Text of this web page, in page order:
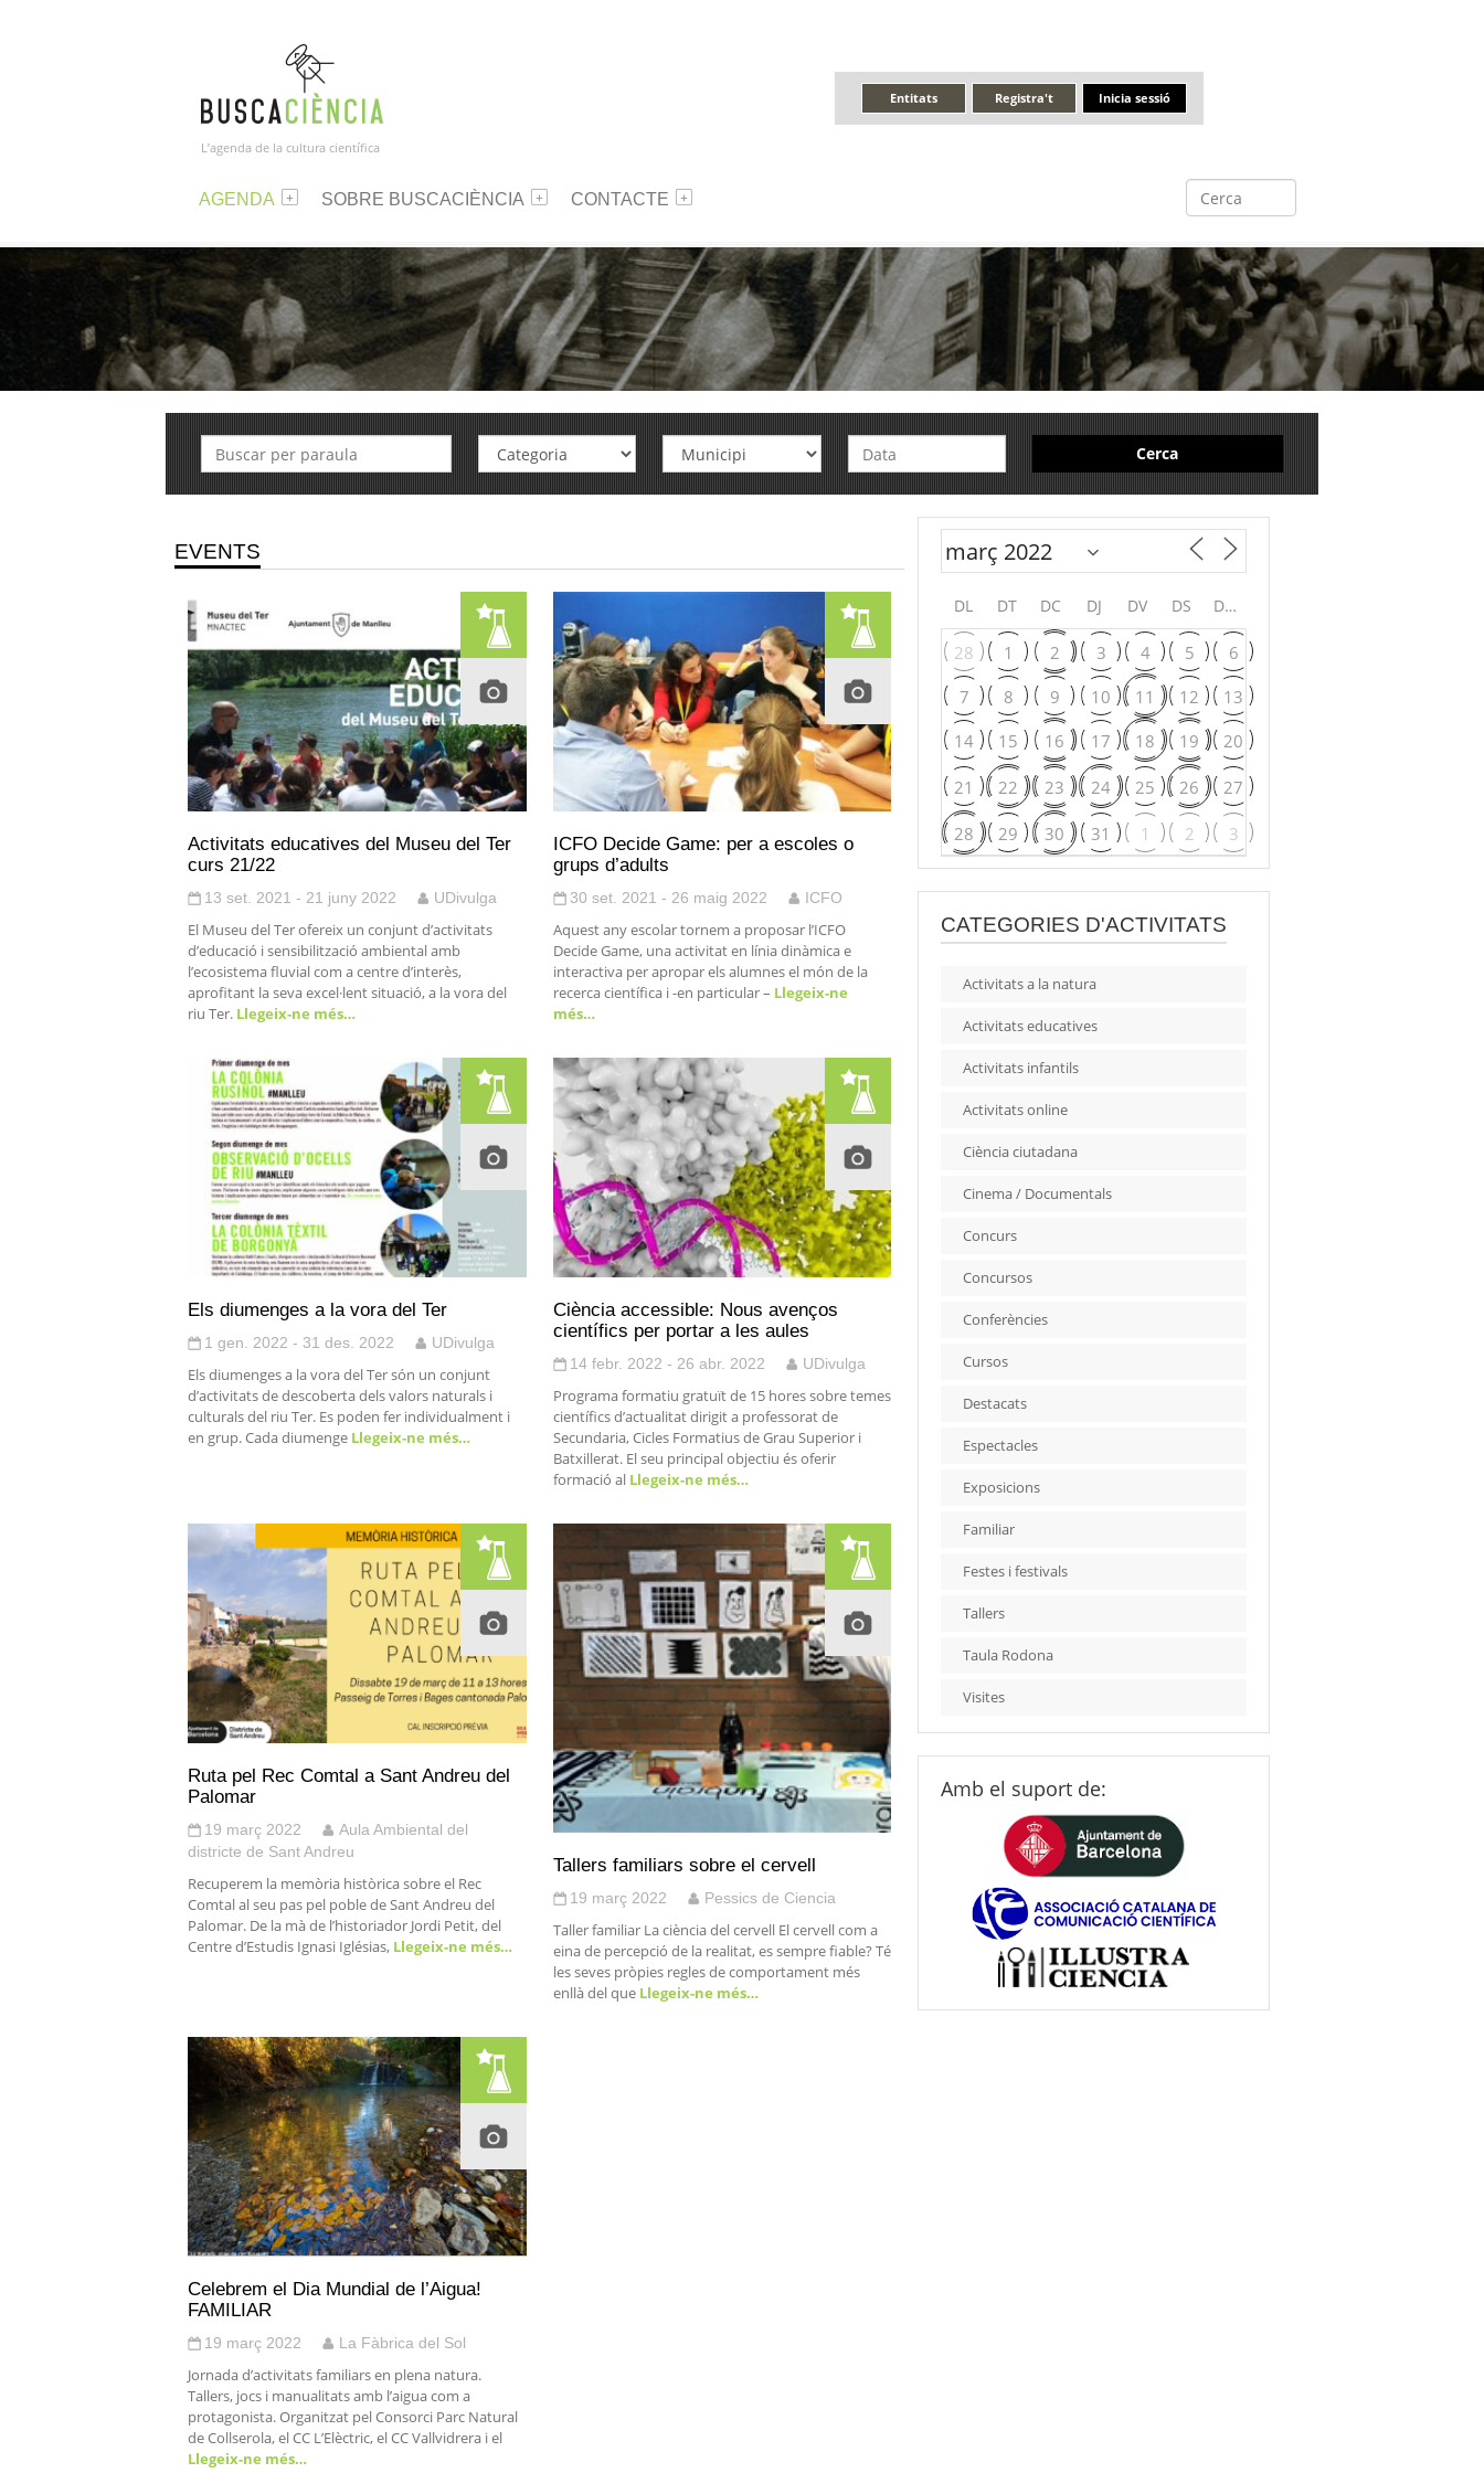
L’agenda de la cultura científica
Inicia sessió
Registra't
Entitats
AGENDA SOBRE BUSCACIÈNCIA CONTACTE
Cerca
EVENTS
Activitats educatives del Museu del Ter
curs 21/22
13 set. 2021 - 21 juny 2022 UDivulga
El Museu del Ter ofereix un conjunt d’activitats
d’educació i sensibilització ambiental amb
l’ecosistema fluvial com a centre d’interès,
aprofitant la seva excel·lent situació, a la vora del
riu Ter. Llegeix-ne més…
ICFO Decide Game: per a escoles o
grups d’adults
30 set. 2021 - 26 maig 2022 ICFO
Aquest any escolar tornem a proposar l’ICFO
Decide Game, una activitat en línia dinàmica e
interactiva per apropar els alumnes el món de la
recerca científica i -en particular – Llegeix-ne
més…
Els diumenges a la vora del Ter
1 gen. 2022 - 31 des. 2022 UDivulga
Els diumenges a la vora del Ter són un conjunt
d’activitats de descoberta dels valors naturals i
culturals del riu Ter. Es poden fer individualment i
en grup. Cada diumenge Llegeix-ne més…
Ciència accessible: Nous avenços
científics per portar a les aules
14 febr. 2022 - 26 abr. 2022 UDivulga
Programa formatiu gratuït de 15 hores sobre temes
científics d’actualitat dirigit a professorat de
Secundaria, Cicles Formatius de Grau Superior i
Batxillerat. El seu principal objectiu és oferir
formació alLlegeix-ne més…
Ruta pel Rec Comtal a Sant Andreu del
Palomar
19 març 2022
Aula Ambiental del
districte de Sant Andreu
Recuperem la memòria històrica sobre el Rec
Comtal al seu pas pel poble de Sant Andreu del
Palomar. De la mà de l’historiador Jordi Petit, del
Centre d’Estudis Ignasi Iglésias, Llegeix-ne més…
Tallers familiars sobre el cervell
19 març 2022 Pessics de Ciencia
Taller familiar La ciència del cervell El cervell com a
eina de percepció de la realitat, es sempre fiable? Té
les seves pròpies regles de comportament més
enllà del queLlegeix-ne més…
Celebrem el Dia Mundial de l’Aigua!
FAMILIAR
19 març 2022 La Fàbrica del Sol
Jornada d’activitats familiars en plena natura.
Tallers, jocs i manualitats amb l’aigua com a
protagonista. Organitzat pel Consorci Parc Natural
de Collserola, el CC L’Elèctric, el CC Vallvidrera i el
Llegeix-ne més…
DL DT DC DJ DV DS DG
28 1 2 3 4 5
6
7
8 9 10 11 12
13
14
15 16 17 18 19 20
21 22 23 24 25 26 27
28 29 30 31 1 2 3
CATEGORIES D'ACTIVITATS
Activitats a la natura
Activitats educatives
Activitats infantils
Activitats online
Ciència ciutadana
Cinema / Documentals
Concurs
Concursos
Conferències
Cursos
Destacats
Espectacles
Exposicions
Familiar
Festes i festivals
Tallers
Taula Rodona
Visites
Amb el suport de: